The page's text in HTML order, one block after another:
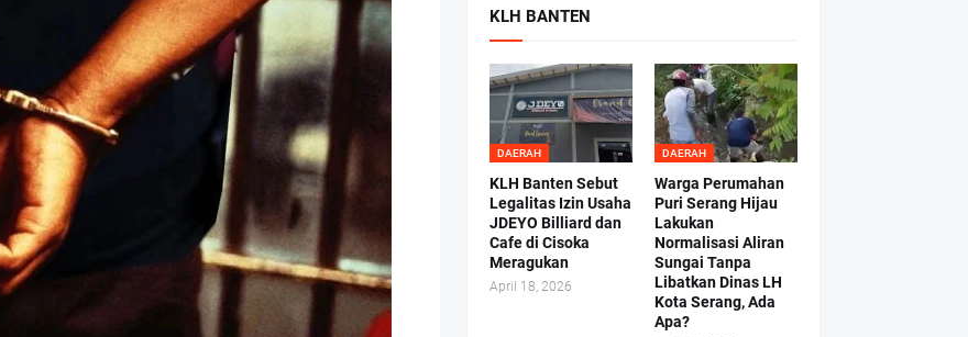
KLH BANTEN
DAERAH
KLH Banten Sebut
Legalitas Izin Usaha
JDEYO Billiard dan
Cafe di Cisoka
Meragukan
April 18, 2026
DAERAH
Warga Perumahan
Puri Serang Hijau
Lakukan
Normalisasi Aliran
Sungai Tanpa
Libatkan Dinas LH
Kota Serang, Ada
Apa?